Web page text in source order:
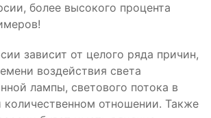
более высокого процента
зависит от целого ряда причин,
воздействия света
лампы, светового потока в
количественном отношении. Также